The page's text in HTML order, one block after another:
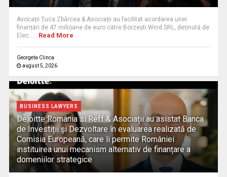
Avocații Țuca Zbârcea & Asociații au facilitat acordarea unei
finanțări de 47 milioane de euro către Borzești Wind SRL, deținută de
Elec ...
Read More
Georgeta Clinca
august 5, 2026
BUSINESS LAWYERS
Deloitte România si Reff & Asociații au asistat Banca
de Investiții și Dezvoltare în evaluarea realizată de
Comisia Europeană, care îi permite României
instituirea unui mecanism alternativ de finanțare a
domeniilor strategice